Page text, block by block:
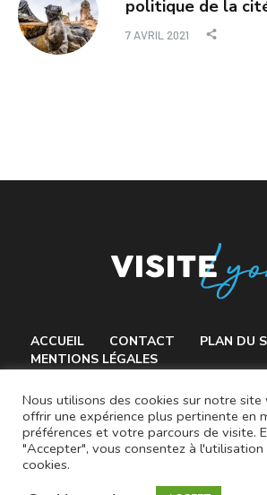
politique de la
7 AVRIL 2021
ACCUEIL CONTACT
PLAN DU
MENTIONS LÉGALES
© 2021 VisiteLyon.fr
Nous utilisons des cookies sur notre
offrir une expérience plus pertinente en
préférences et votre parcours de visite.
"Accepter", vous consentez à l'utilisation
cookies.